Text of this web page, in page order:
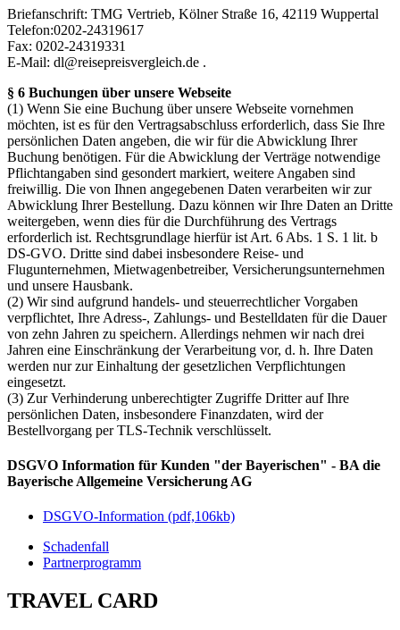
Briefanschrift: TMG Vertrieb, Kölner Straße 16, 42119 Wuppertal
Telefon:0202-24319617
Fax: 0202-24319331
E-Mail: dl@reisepreisvergleich.de .
§ 6 Buchungen über unsere Webseite
(1) Wenn Sie eine Buchung über unsere Webseite vornehmen
möchten, ist es für den Vertragsabschluss erforderlich, dass Sie Ihre
persönlichen Daten angeben, die wir für die Abwicklung Ihrer
Buchung benötigen. Für die Abwicklung der Verträge notwendige
Pflichtangaben sind gesondert markiert, weitere Angaben sind
freiwillig. Die von Ihnen angegebenen Daten verarbeiten wir zur
Abwicklung Ihrer Bestellung. Dazu können wir Ihre Daten an Dritte
weitergeben, wenn dies für die Durchführung des Vertrags
erforderlich ist. Rechtsgrundlage hierfür ist Art. 6 Abs. 1 S. 1 lit. b
DS-GVO. Dritte sind dabei insbesondere Reise- und
Flugunternehmen, Mietwagenbetreiber, Versicherungsunternehmen
und unsere Hausbank.
(2) Wir sind aufgrund handels- und steuerrechtlicher Vorgaben
verpflichtet, Ihre Adress-, Zahlungs- und Bestelldaten für die Dauer
von zehn Jahren zu speichern. Allerdings nehmen wir nach drei
Jahren eine Einschränkung der Verarbeitung vor, d. h. Ihre Daten
werden nur zur Einhaltung der gesetzlichen Verpflichtungen
eingesetzt.
(3) Zur Verhinderung unberechtigter Zugriffe Dritter auf Ihre
persönlichen Daten, insbesondere Finanzdaten, wird der
Bestellvorgang per TLS-Technik verschlüsselt.
DSGVO Information für Kunden "der Bayerischen" - BA die
Bayerische Allgemeine Versicherung AG
DSGVO-Information (pdf,106kb)
Schadenfall
Partnerprogramm
TRAVEL CARD